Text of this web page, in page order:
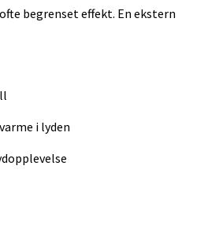
begrenset effekt. En ekstern
i lyden